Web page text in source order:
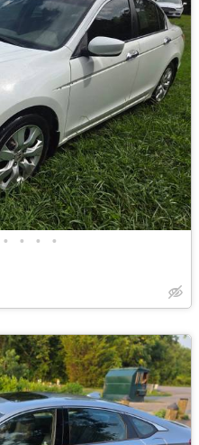
• • • •